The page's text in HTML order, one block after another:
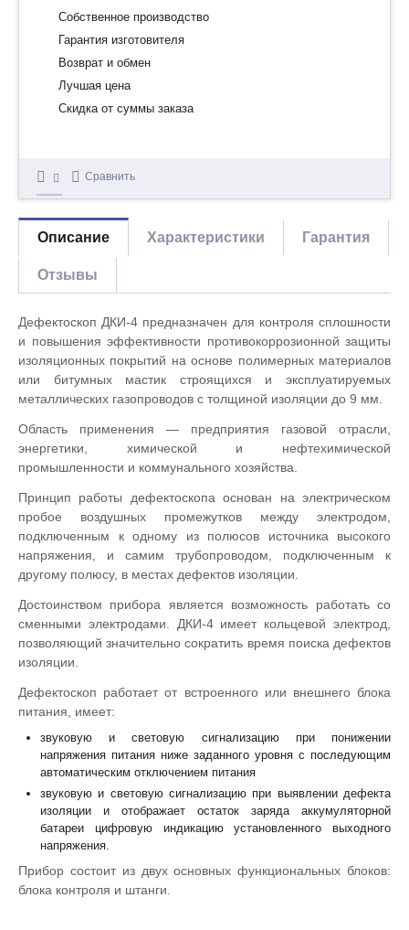
Собственное производство
Гарантия изготовителя
Возврат и обмен
Лучшая цена
Скидка от суммы заказа
Сравнить
Описание Характеристики Гарантия
Отзывы
Дефектоскоп ДКИ-4 предназначен для контроля сплошности
и повышения эффективности противокоррозионной защиты
изоляционных покрытий на основе полимерных материалов
или битумных мастик строящихся и эксплуатируемых
металлических газопроводов с толщиной изоляции до 9 мм.
Область применения — предприятия газовой отрасли,
энергетики, химической и нефтехимической
промышленности и коммунального хозяйства.
Принцип работы дефектоскопа основан на электрическом
пробое воздушных промежутков между электродом,
подключенным к одному из полюсов источника высокого
напряжения, и самим трубопроводом, подключенным к
другому полюсу, в местах дефектов изоляции.
Достоинством прибора является возможность работать со
сменными электродами. ДКИ-4 имеет кольцевой электрод,
позволяющий значительно сократить время поиска дефектов
изоляции.
Дефектоскоп работает от встроенного или внешнего блока
питания, имеет:
звуковую и световую сигнализацию при понижении
напряжения питания ниже заданного уровня с последующим
автоматическим отключением питания
звуковую и световую сигнализацию при выявлении дефекта
изоляции и отображает остаток заряда аккумуляторной
батареи цифровую индикацию установленного выходного
напряжения.
Прибор состоит из двух основных функциональных блоков:
блока контроля и штанги.